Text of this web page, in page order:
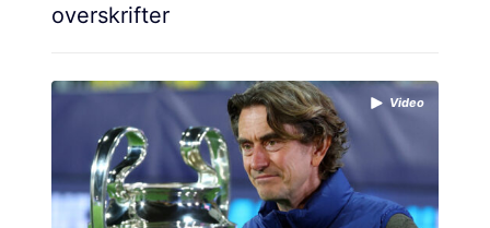
overskrifter
Video